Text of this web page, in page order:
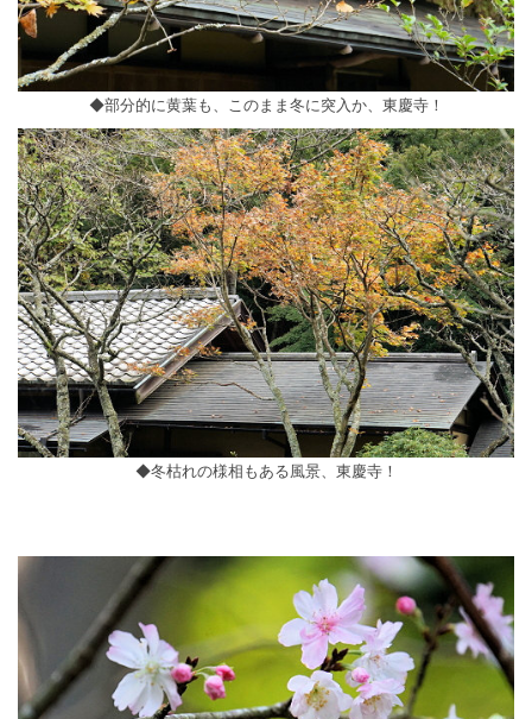
◆部分的に黄葉も、このまま冬に突入か、東慶寺！
◆冬枯れの様相もある風景、東慶寺！